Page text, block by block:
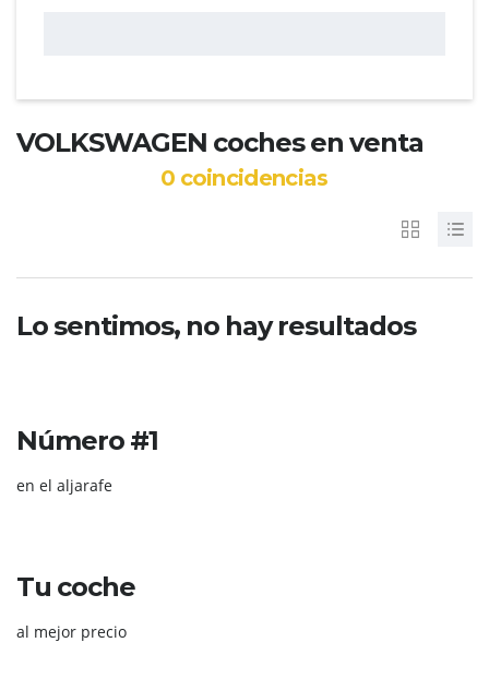
VOLKSWAGEN coches en venta
0coincidencias
Lo sentimos, no hay resultados
Número #1
en el aljarafe
Tu coche
al mejor precio